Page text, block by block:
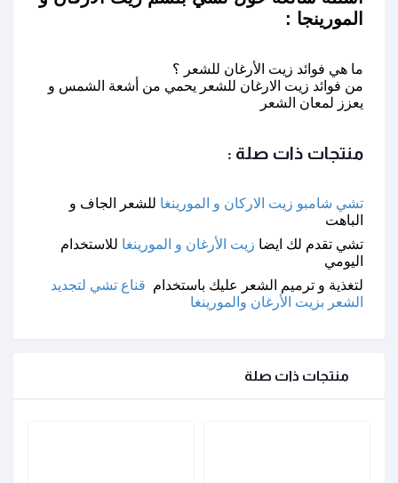
المورينجا :
ما هي فوائد زيت الأرغان للشعر ؟
من فوائد زيت الارغان للشعر يحمي من أشعة الشمس و
يعزز لمعان الشعر
منتجات ذات صلة :
تشي شامبو زيت الاركان و المورينغا للشعر الجاف و
الباهت
تشي تقدم لك ايضا زيت الأرغان و المورينغا للاستخدام
اليومي
لتغذية و ترميم الشعر عليك باستخدام قناع تشي لتجديد
الشعر بزيت الأرغان والمورينغا
منتجات ذات صلة